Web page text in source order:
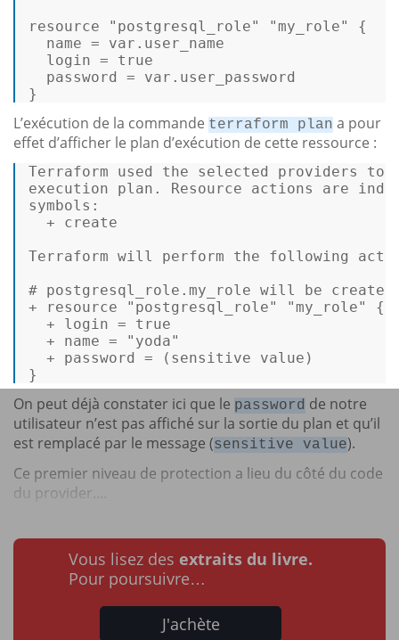
resource
"postgresql_role" "my_role"
{
name = var .user_name
login = true
password = var .user_password
}
L’exécution de la commande terraform plan a pour
effet d’afficher le plan d’exécution de cette ressource :
Terraform used the selected providers
execution plan. Resource actions are
symbols:
+ create
Terraform will perform the following
# postgresql_role.my_role will be
+ resource
"postgresql_role" "my_role"
{
+ login = true
+ name =
"yoda"
+ password = (sensitive value )
}
On peut déjà constater ici que le password de notre
utilisateur n’est pas affiché sur la sortie du plan et qu’il
est remplacé par le message (sensitive value).
Ce premier niveau de protection a lieu du côté du code
du provider....
Vous lisez des extraits du livre.
Pour poursuivre…
J'achète